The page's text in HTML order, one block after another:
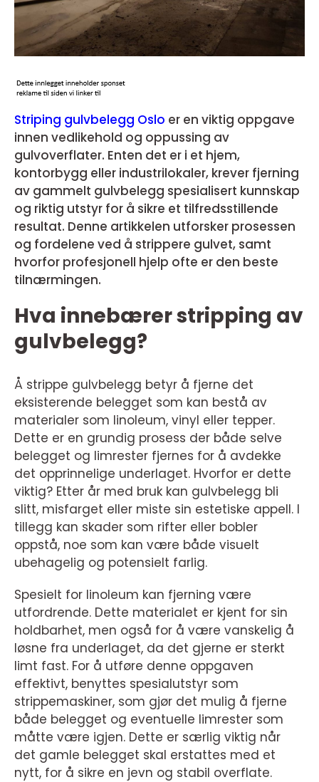
Striping gulvbelegg Oslo er en viktig oppgave
innen vedlikehold og oppussing av
gulvoverflater. Enten det er i et hjem,
kontorbygg eller industrilokaler, krever fjerning
av gammelt gulvbelegg spesialisert kunnskap
og riktig utstyr for å sikre et tilfredsstillende
resultat. Denne artikkelen utforsker prosessen
og fordelene ved å strippere gulvet, samt
hvorfor profesjonell hjelp ofte er den beste
tilnærmingen.
Hva innebærer stripping av
gulvbelegg?
Å strippe gulvbelegg betyr å fjerne det
eksisterende belegget som kan bestå av
materialer som linoleum, vinyl eller tepper.
Dette er en grundig prosess der både selve
belegget og limrester fjernes for å avdekke
det opprinnelige underlaget. Hvorfor er dette
viktig? Etter år med bruk kan gulvbelegg bli
slitt, misfarget eller miste sin estetiske appell. I
tillegg kan skader som rifter eller bobler
oppstå, noe som kan være både visuelt
ubehagelig og potensielt farlig.
Spesielt for linoleum kan fjerning være
utfordrende. Dette materialet er kjent for sin
holdbarhet, men også for å være vanskelig å
løsne fra underlaget, da det gjerne er sterkt
limt fast. For å utføre denne oppgaven
effektivt, benyttes spesialutstyr som
strippemaskiner, som gjør det mulig å fjerne
både belegget og eventuelle limrester som
måtte være igjen. Dette er særlig viktig når
det gamle belegget skal erstattes med et
nytt, for å sikre en jevn og stabil overflate.